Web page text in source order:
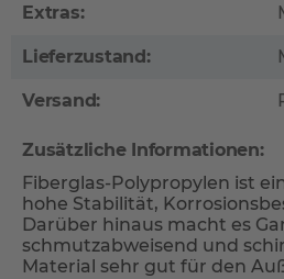
Extras:
Lieferzustand:
Versand:
Zusätzliche Informationen:
Fiberglas-Polypropylen ist
hohe Stabilität,
Darüber hinaus macht es
schmutzabweisend und
Material sehr gut für den